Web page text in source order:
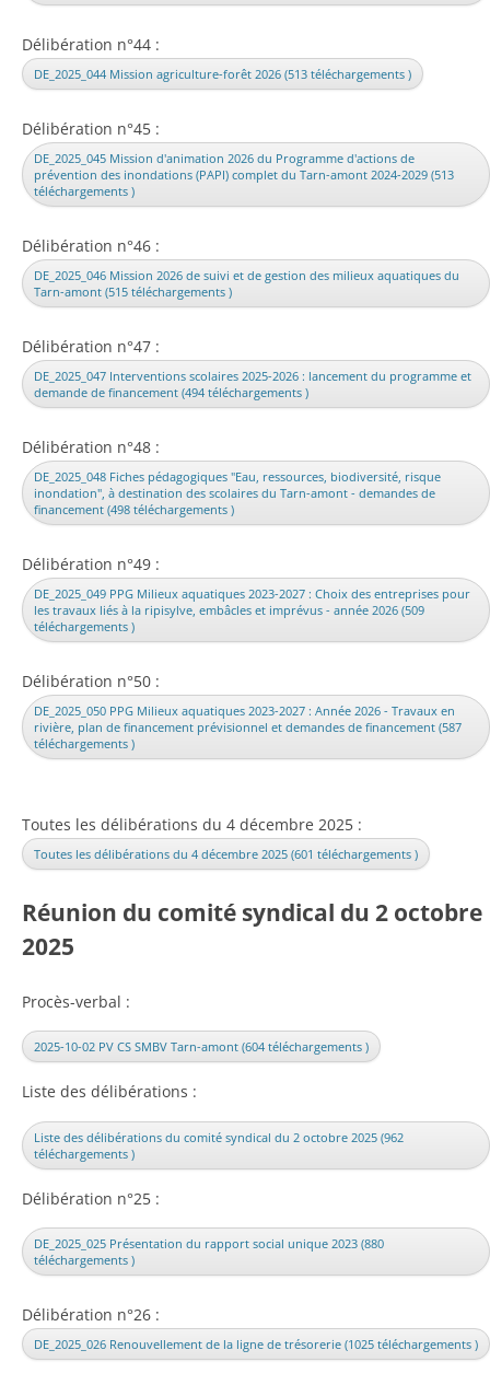
Délibération n°44 :
DE_2025_044 Mission agriculture-forêt 2026 (513 téléchargements )
Délibération n°45 :
DE_2025_045 Mission d'animation 2026 du Programme d'actions de
prévention des inondations (PAPI) complet du Tarn-amont 2024-2029 (513
téléchargements )
Délibération n°46 :
DE_2025_046 Mission 2026 de suivi et de gestion des milieux aquatiques du
Tarn-amont (515 téléchargements )
Délibération n°47 :
DE_2025_047 Interventions scolaires 2025-2026 : lancement du programme et
demande de financement (494 téléchargements )
Délibération n°48 :
DE_2025_048 Fiches pédagogiques "Eau, ressources, biodiversité, risque
inondation", à destination des scolaires du Tarn-amont - demandes de
financement (498 téléchargements )
Délibération n°49 :
DE_2025_049 PPG Milieux aquatiques 2023-2027 : Choix des entreprises pour
les travaux liés à la ripisylve, embâcles et imprévus - année 2026 (509
téléchargements )
Délibération n°50 :
DE_2025_050 PPG Milieux aquatiques 2023-2027 : Année 2026 - Travaux en
rivière, plan de financement prévisionnel et demandes de financement (587
téléchargements )
Toutes les délibérations du 4 décembre 2025 :
Toutes les délibérations du 4 décembre 2025 (601 téléchargements )
Réunion du comité syndical du 2 octobre
2025
Procès-verbal :
2025-10-02 PV CS SMBV Tarn-amont (604 téléchargements )
Liste des délibérations :
Liste des délibérations du comité syndical du 2 octobre 2025 (962
téléchargements )
Délibération n°25 :
DE_2025_025 Présentation du rapport social unique 2023 (880
téléchargements )
Délibération n°26 :
DE_2025_026 Renouvellement de la ligne de trésorerie (1025 téléchargements )